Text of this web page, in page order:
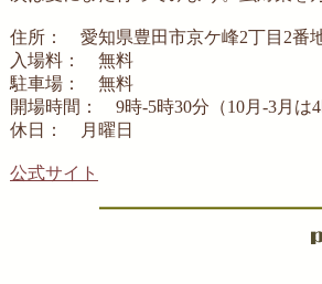
住所： 愛知県豊田市京ケ峰2丁目2番
入場料： 無料
駐車場： 無料
開場時間： 9時-5時30分（10月-3月は4
休日： 月曜日
公式サイト